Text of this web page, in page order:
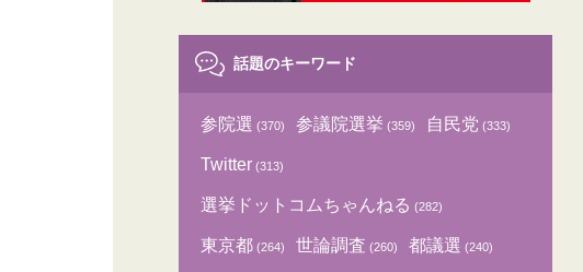
話題のキーワード
参院選 (370) 参議院選挙 (359) 自民党 (333)
Twitter (313)
選挙ドットコムちゃんねる (282)
東京都 (264) 世論調査 (260) 都議選 (240)